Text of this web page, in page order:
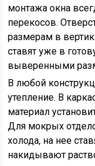
монтажа окна
перекосов.
размерам в
ставят уже в
выверенными
В любой
утепление. В
материал
Для мокрых
холода, на нее
накидывают